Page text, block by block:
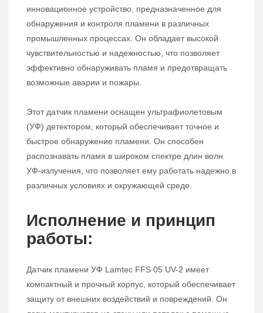
инновационное устройство, предназначенное для
обнаружения и контроля пламени в различных
промышленных процессах. Он обладает высокой
чувствительностью и надежностью, что позволяет
эффективно обнаруживать пламя и предотвращать
возможные аварии и пожары.
Этот датчик пламени оснащен ультрафиолетовым
(УФ) детектором, который обеспечивает точное и
быстрое обнаружение пламени. Он способен
распознавать пламя в широком спектре длин волн
УФ-излучения, что позволяет ему работать надежно в
различных условиях и окружающей среде.
Исполнение и принцип
работы:
Датчик пламени УФ Lamtec FFS 05 UV-2 имеет
компактный и прочный корпус, который обеспечивает
защиту от внешних воздействий и повреждений. Он